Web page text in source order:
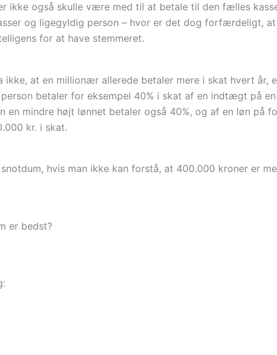
ikke også skulle være med til at betale til den fælles
og ligegyldig person – hvor er det dog forfærdeligt,
for at have stemmeret.
ikke, at en millionær allerede betaler mere i skat hvert år,
betaler for eksempel 40% i skat af en indtægt på
en mindre højt lønnet betaler også 40%, og af en løn på
kr. i skat.
hvis man ikke kan forstå, at 400.000 kroner er
er bedst?